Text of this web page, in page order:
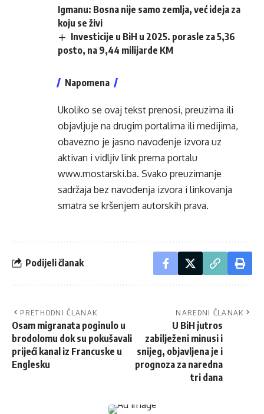
Igmanu: Bosna nije samo zemlja, već ideja za
koju se živi
Investicije u BiH u 2025. porasle za 5,36
posto, na 9,44 milijarde KM
Napomena
Ukoliko se ovaj tekst prenosi, preuzima ili
objavljuje na drugim portalima ili medijima,
obavezno je jasno navođenje izvora uz
aktivan i vidljiv link prema portalu
www.mostarski.ba. Svako preuzimanje
sadržaja bez navođenja izvora i linkovanja
smatra se kršenjem autorskih prava.
Podijeli članak
PRETHODNI ČLANAK
Osam migranata poginulo u
brodolomu dok su pokušavali
prijeći kanal iz Francuske u
Englesku
NAREDNI ČLANAK
U BiH jutros
zabilježeni minusi i
snijeg, objavljena je i
prognoza za naredna
tri dana